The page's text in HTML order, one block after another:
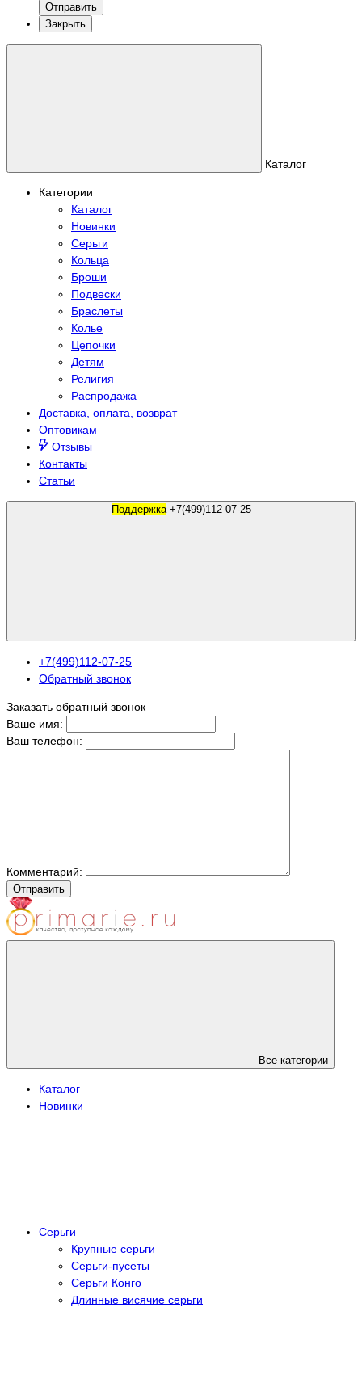
Отправить
Закрыть
Каталог
Категории
Каталог
Новинки
Серьги
Кольца
Броши
Подвески
Браслеты
Колье
Цепочки
Детям
Религия
Распродажа
Доставка, оплата, возврат
Оптовикам
Отзывы
Контакты
Статьи
Поддержка +7(499)112-07-25
+7(499)112-07-25
Обратный звонок
Заказать обратный звонок
Ваше имя:
Ваш телефон:
Комментарий:
Отправить
Все категории
Каталог
Новинки
Серьги
Крупные серьги
Серьги-пусеты
Серьги Конго
Длинные висячие серьги